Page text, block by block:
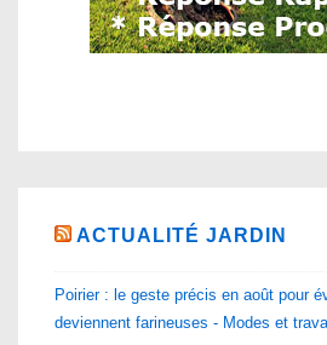
ACTUALITÉ JARDIN
Poirier : le geste précis en août pour
deviennent farineuses - Modes et